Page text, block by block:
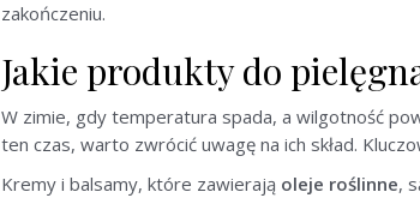
zakończeniu.
Jakie produkty do
W zimie, gdy temperatura spada, a wilgotność
ten czas, warto zwrócić uwagę na ich skład.
Kremy i balsamy, które zawierają oleje roślinne,